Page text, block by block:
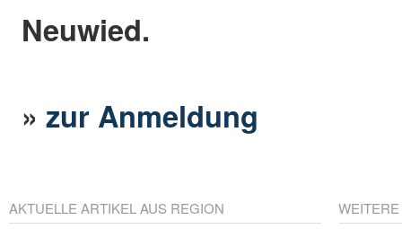
Neuwied.
»zur Anmeldung
AKTUELLE ARTIKEL AUS REGION